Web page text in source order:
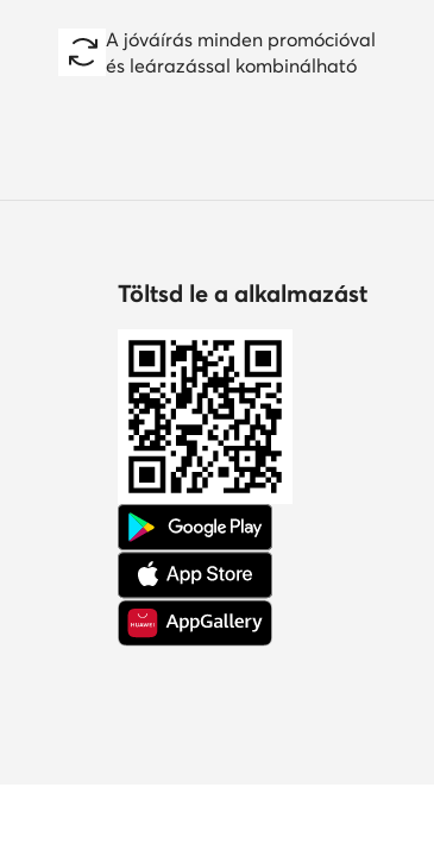
A jóváírás minden promócióval
és leárazással kombinálható
Töltsd le a alkalmazást